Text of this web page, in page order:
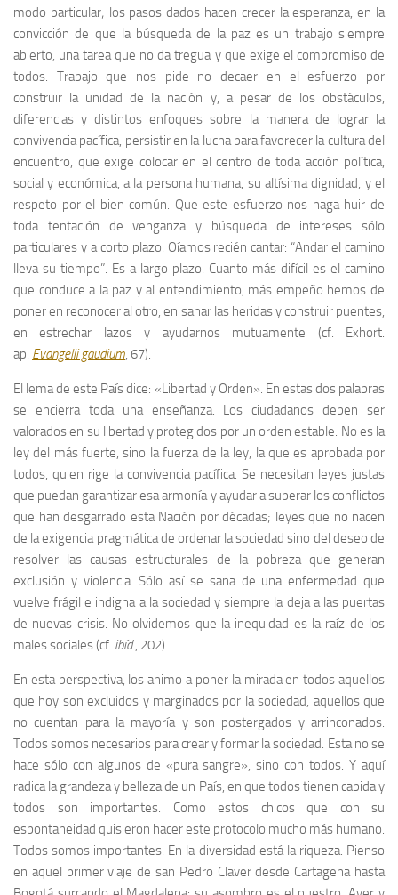
modo particular; los pasos dados hacen crecer la esperanza, en la
convicción de que la búsqueda de la paz es un trabajo siempre
abierto, una tarea que no da tregua y que exige el compromiso de
todos. Trabajo que nos pide no decaer en el esfuerzo por
construir la unidad de la nación y, a pesar de los obstáculos,
diferencias y distintos enfoques sobre la manera de lograr la
convivencia pacífica, persistir en la lucha para favorecer la cultura del
encuentro, que exige colocar en el centro de toda acción política,
social y económica, a la persona humana, su altísima dignidad, y el
respeto por el bien común. Que este esfuerzo nos haga huir de
toda tentación de venganza y búsqueda de intereses sólo
particulares y a corto plazo. Oíamos recién cantar: “Andar el camino
lleva su tiempo”. Es a largo plazo. Cuanto más difícil es el camino
que conduce a la paz y al entendimiento, más empeño hemos de
poner en reconocer al otro, en sanar las heridas y construir puentes,
en estrechar lazos y ayudarnos mutuamente (cf. Exhort.
ap. Evangelii gaudium, 67).
El lema de este País dice: «Libertad y Orden». En estas dos palabras
se encierra toda una enseñanza. Los ciudadanos deben ser
valorados en su libertad y protegidos por un orden estable. No es la
ley del más fuerte, sino la fuerza de la ley, la que es aprobada por
todos, quien rige la convivencia pacífica. Se necesitan leyes justas
que puedan garantizar esa armonía y ayudar a superar los conflictos
que han desgarrado esta Nación por décadas; leyes que no nacen
de la exigencia pragmática de ordenar la sociedad sino del deseo de
resolver las causas estructurales de la pobreza que generan
exclusión y violencia. Sólo así se sana de una enfermedad que
vuelve frágil e indigna a la sociedad y siempre la deja a las puertas
de nuevas crisis. No olvidemos que la inequidad es la raíz de los
males sociales (cf. ibíd., 202).
En esta perspectiva, los animo a poner la mirada en todos aquellos
que hoy son excluidos y marginados por la sociedad, aquellos que
no cuentan para la mayoría y son postergados y arrinconados.
Todos somos necesarios para crear y formar la sociedad. Esta no se
hace sólo con algunos de «pura sangre», sino con todos. Y aquí
radica la grandeza y belleza de un País, en que todos tienen cabida y
todos son importantes. Como estos chicos que con su
espontaneidad quisieron hacer este protocolo mucho más humano.
Todos somos importantes. En la diversidad está la riqueza. Pienso
en aquel primer viaje de san Pedro Claver desde Cartagena hasta